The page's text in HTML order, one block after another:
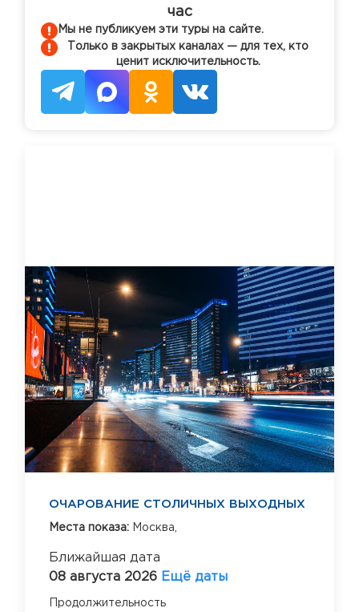
час
Мы не публикуем эти туры на сайте.
Только в закрытых каналах — для тех, кто
ценит исключительность.
ОЧАРОВАНИЕ СТОЛИЧНЫХ ВЫХОДНЫХ
Места показа: Москва,
Ближайшая дата
08 августа 2026 Ещё даты
Продолжительность